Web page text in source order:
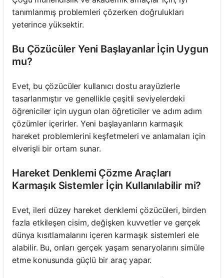
tanımlanmış problemleri çözerken doğrulukları
yeterince yüksektir.
Bu Çözücüler Yeni Başlayanlar İçin Uygun
mu?
Evet, bu çözücüler kullanıcı dostu arayüzlerle
tasarlanmıştır ve genellikle çeşitli seviyelerdeki
öğreniciler için uygun olan öğreticiler ve adım adım
çözümler içerirler. Yeni başlayanların karmaşık
hareket problemlerini keşfetmeleri ve anlamaları için
elverişli bir ortam sunar.
Hareket Denklemi Çözme Araçları
Karmaşık Sistemler İçin Kullanılabilir mi?
Evet, ileri düzey hareket denklemi çözücüleri, birden
fazla etkileşen cisim, değişken kuvvetler ve gerçek
dünya kısıtlamalarını içeren karmaşık sistemleri ele
alabilir. Bu, onları gerçek yaşam senaryolarını simüle
etme konusunda güçlü bir araç yapar.